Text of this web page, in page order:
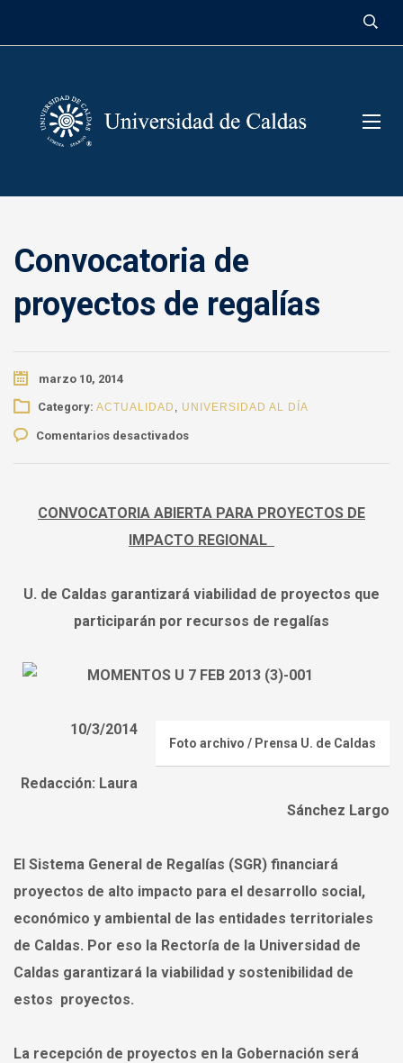
Convocatoria de
proyectos de regalías
marzo 10, 2014
Category: ACTUALIDAD , UNIVERSIDAD AL DÍA
Comentarios desactivadosen
de
CONVOCATORIA ABIERTA PARA PROYECTOS DE
IMPACTO REGIONAL
U. de Caldas garantizará viabilidad de proyectos que
participarán por recursos de regalías
Foto archivo / Prensa U. de Caldas
10/3/2014
Redacción: Laura
Sánchez Largo
El Sistema General de Regalías (SGR) financiará
proyectos de alto impacto para el desarrollo social,
económico y ambiental de las entidades territoriales
de Caldas. Por eso la Rectoría de la Universidad de
Caldas garantizará la viabilidad y sostenibilidad de
estos proyectos.
La recepción de proyectos en la Gobernación será